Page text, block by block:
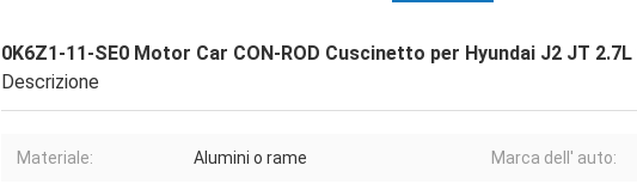
0K6Z1-11-SE0 Motor Car CON-ROD Cuscinetto per Hyundai J2 JT
Descrizione
Materiale: Alumini o rame Marca dell' auto: